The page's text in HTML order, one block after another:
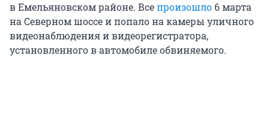
в Емельяновском районе. Всепроизошло 6 марта
на Северном шоссе и попало на камеры уличного
видеонаблюдения и видеорегистратора,
установленного в автомобиле обвиняемого.